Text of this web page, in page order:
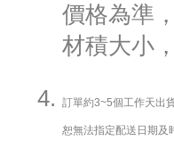
價格為準
材積大小
訂單約3~5個工作天出
恕無法指定配送日期及